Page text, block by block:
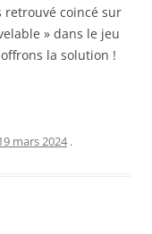
retrouvé coincé sur
» dans le jeu
la solution !
mars 2024 .